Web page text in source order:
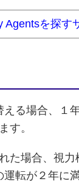
を探す
る場合、１
す。
た場合、視
転が２年に